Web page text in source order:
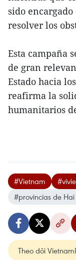
sido
resolver los
Esta campaña
de gran
Estado hacia
reafirma la
humanitarios
#Vietnam
#provincias de
Theo dõi